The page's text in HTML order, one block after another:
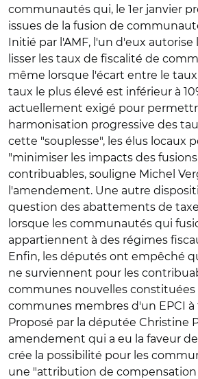
communautés qui, le 1er janvier
issues de la fusion de
Initié par l'AMF, l'un d'eux autorise
lisser les taux de fiscalité de
même lorsque l'écart entre le
taux le plus élevé est inférieur à
actuellement exigé pour
harmonisation progressive des
cette "souplesse", les élus locaux
"minimiser les impacts des
contribuables, souligne Michel
l'amendement. Une autre
question des abattements de
lorsque les communautés qui
appartiennent à des régimes
Enfin, les députés ont empêché
ne surviennent pour les
communes nouvelles constituées
communes membres d'un EPCI à
Proposé par la députée Christine
amendement qui a eu la faveur
crée la possibilité pour les
une "attribution de compensation